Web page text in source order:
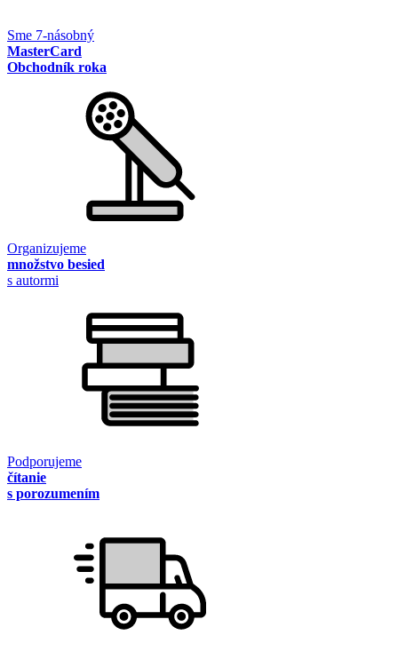
Sme 7-násobný
MasterCard
Obchodník roka
Organizujeme
množstvo besied
s autormi
Podporujeme
čítanie
s porozumením